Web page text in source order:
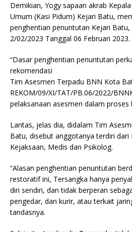
Demikian, Yogy sapaan akrab
Umum (Kasi Pidum) Kejari Batu,
penghentian penuntutan Kejari Batu,
2/02/2023 Tanggal 06 Februari 2023.
“Dasar penghentian penuntutan
rekomendasi
Tim Asesmen Terpadu BNN Kota
REKOM/09/XI/TAT/PB.06/2022/
pelaksanaan asesmen dalam proses
Lantas, jelas dia, didalam Tim
Batu, disebut anggotanya terdiri dari
Kejaksaan, Medis dan Psikolog.
“Alasan penghentian penuntutan
restoratif ini, Tersangka hanya
diri sendiri, dan tidak berperan
pengedar, dan kurir, atau terkait
tandasnya.